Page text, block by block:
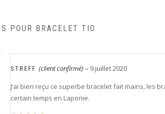
POUR BRACELET TIO
STREFF (client confirmé)– 9 juillet 2020
J’ai bien reçu ce superbe bracelet fait mains, les
certain temps en Laponie.